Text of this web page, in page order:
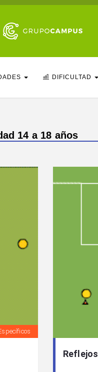
DIFICULTAD
14 a 18 años
Reflejos